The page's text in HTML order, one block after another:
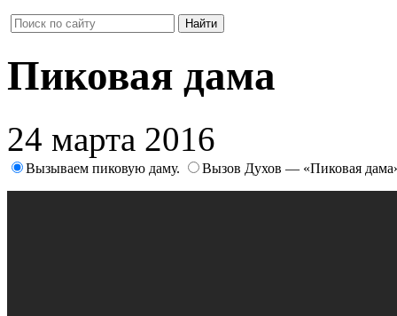
Пиковая дама
24 марта 2016
Вызываем пиковую даму. Вызов Духов — «Пиковая